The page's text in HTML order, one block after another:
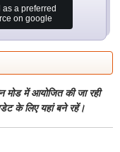
as a preferred
on google
में आयोजित की जा रही
के लिए यहां बने रहें।